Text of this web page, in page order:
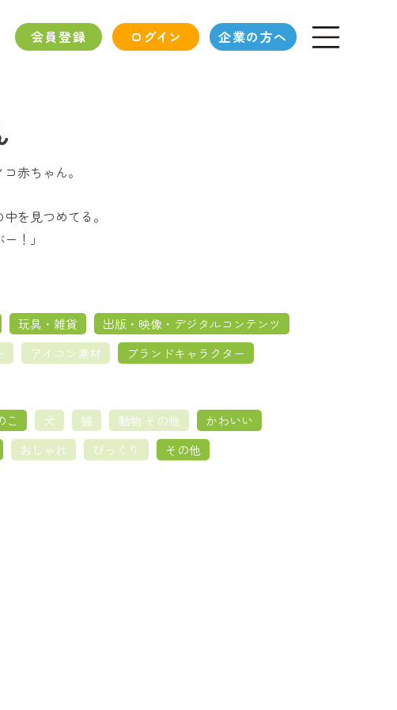
会員登録 ログイン 企業の方へ
赤ちゃん。
を見つめてる。
！」
玩具・雑貨
出版・映像・デジタルコンテンツ
アイコン素材 ブランドキャラクター
こ 犬 猫 動物 その他
かわいい
おしゃれ びっくり その他